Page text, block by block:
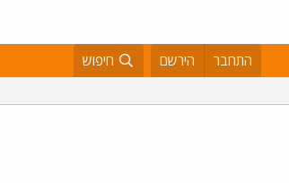
התחבר הירשם חיפוש